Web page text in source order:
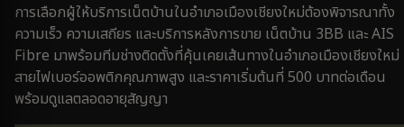
การเลือกผู้ให้บริการเน็ตบ้านในอำเภอเมืองเชียงใหม่ต้องพิจารณาทั้ง
ความเร็ว ความเสถียร และบริการหลังการขาย เน็ตบ้าน 3BB และ AIS
Fibre มาพร้อมทีมช่างติดตั้งที่คุ้นเคยเส้นทางในอำเภอเมืองเชียงใหม่
สายไฟเบอร์ออพติกคุณภาพสูง และราคาเริ่มต้นที่ 500 บาทต่อเดือน
พร้อมดูแลตลอดอายุสัญญา